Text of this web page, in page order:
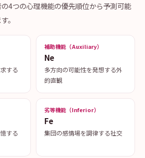
4つの心理機能の優先順位から予測可能
。
する
補助機能（Auxiliary）
Ne
多方向の可能性を発想する外
的直観
する
劣等機能（Inferior）
Fe
集団の感情場を調律する社交